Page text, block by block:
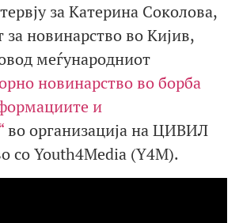
за Катерина Соколова,
за новинарство во Кијив,
меѓународниот
новинарство во борба
и
во организација на ЦИВИЛ
со Youth4Media (Y4M).